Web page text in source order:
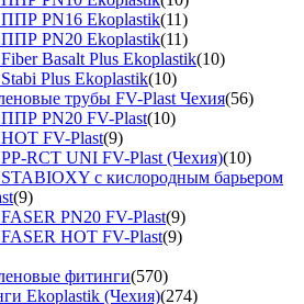
ППР PN16 Ekoplastik(11)
ППР PN20 Ekoplastik(11)
Basalt Plus Ekoplastik(10)
Plus Ekoplastik(10)
трубы FV-Plast Чехия(56)
ППР PN20 FV-Plast(10)
FV-Plast(9)
RCT UNI FV-Plast (Чехия)(10)
с кислородным барьером
(9)
PN20 FV-Plast(9)
HOT FV-Plast(9)
фитинги(570)
Ekoplastik (Чехия)(274)